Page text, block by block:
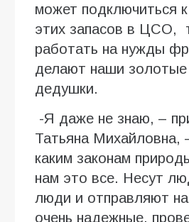
может подключиться
этих запасов в ЦСО,
работать на нужды
делают наши
дедушки.
-Я даже не знаю, –
Татьяна Михайловна,
каким законам
нам это все. Несут
люди и отправляют
очень надежные,